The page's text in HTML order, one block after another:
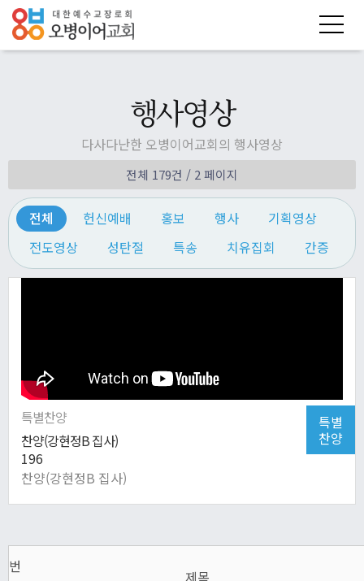
행사영상
다사다난한 오병이어교회의 행사영상
전체 179건 / 2 페이지
전체 헌신예배 홍보 행사
기획영상
전도영상
성탄절 특송 치유집회 간증
특별
찬양
특별찬양
찬양(강현정B 집사)
196
찬양(강현정B 집사)
번
제목